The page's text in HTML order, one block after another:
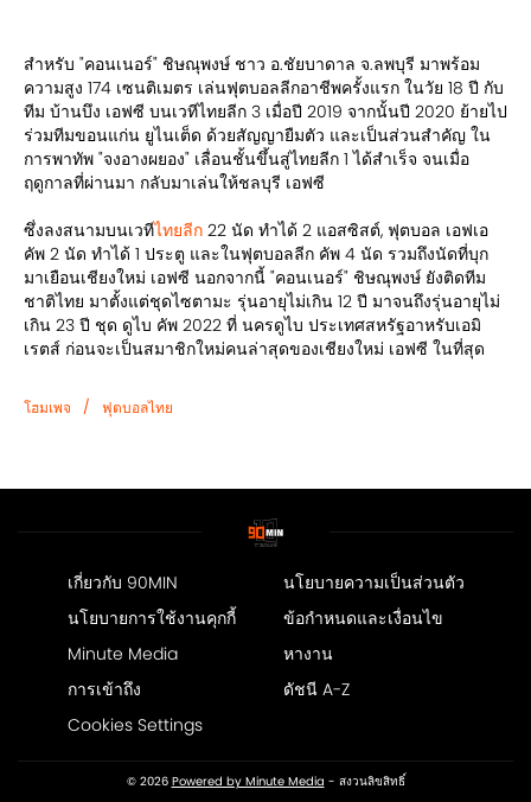
สำหรับ "คอนเนอร์" ชิษณุพงษ์ ชาว อ.ชัยบาดาล จ.ลพบุรี มาพร้อม
ความสูง 174 เซนติเมตร เล่นฟุตบอลลีกอาชีพครั้งแรก ในวัย 18 ปี กับ
ทีม บ้านบึง เอฟซี บนเวทีไทยลีก 3 เมื่อปี 2019 จากนั้นปี 2020 ย้ายไป
ร่วมทีมขอนแก่น ยูไนเต็ด ด้วยสัญญายืมตัว และเป็นส่วนสำคัญ ใน
การพาทัพ "จงอางผยอง" เลื่อนชั้นขึ้นสู่ไทยลีก 1 ได้สำเร็จ จนเมื่อ
ฤดูกาลที่ผ่านมา กลับมาเล่นให้ชลบุรี เอฟซี
ซึ่งลงสนามบนเวทีไทยลีก 22 นัด ทำได้ 2 แอสซิสต์, ฟุตบอล เอฟเอ
คัพ 2 นัด ทำได้ 1 ประตู และในฟุตบอลลีก คัพ 4 นัด รวมถึงนัดที่บุก
มาเยือนเชียงใหม่ เอฟซี นอกจากนี้ "คอนเนอร์" ชิษณุพงษ์ ยังติดทีม
ชาติไทย มาตั้งแต่ชุดไซตามะ รุ่นอายุไม่เกิน 12 ปี มาจนถึงรุ่นอายุไม่
เกิน 23 ปี ชุด ดูไบ คัพ 2022 ที่ นครดูไบ ประเทศสหรัฐอาหรับเอมิ
เรตส์ ก่อนจะเป็นสมาชิกใหม่คนล่าสุดของเชียงใหม่ เอฟซี ในที่สุด⁣
โฮมเพจ / ฟุตบอลไทย
เกี่ยวกับ 90MIN
นโยบายความเป็นส่วนตัว
นโยบายการใช้งานคุกกี้
ข้อกำหนดและเงื่อนไข
Minute Media
หางาน
การเข้าถึง
ดัชนี A-Z
Cookies Settings
© 2026 Powered by Minute Media - สงวนลิขสิทธิ์